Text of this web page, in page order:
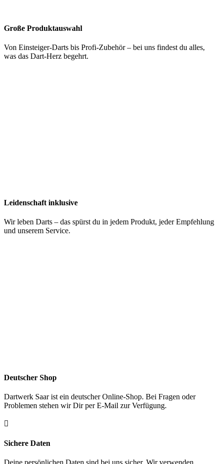
Große Produktauswahl
Von Einsteiger-Darts bis Profi-Zubehör – bei uns findest du alles,
was das Dart-Herz begehrt.
Leidenschaft inklusive
Wir leben Darts – das spürst du in jedem Produkt, jeder Empfehlung
und unserem Service.
Deutscher Shop
Dartwerk Saar ist ein deutscher Online-Shop. Bei Fragen oder
Problemen stehen wir Dir per E-Mail zur Verfügung.

Sichere Daten